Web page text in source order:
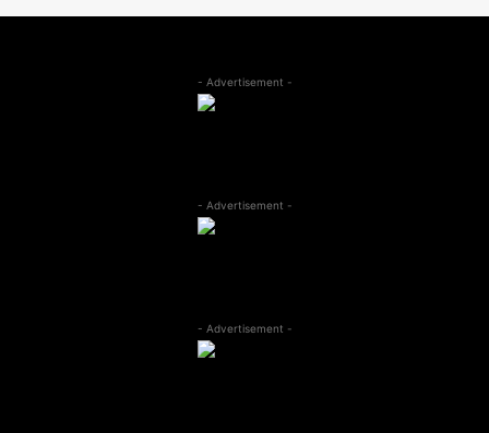
- Advertisement -
- Advertisement -
- Advertisement -